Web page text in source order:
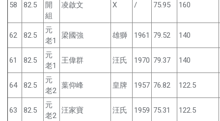
58 82.5
開
組
凌啟文 X / 75.95 160
62 82.5
元
老1
梁國強 雄獅 1961 79.52 140
61 82.5
元
老1
王偉群 汪氏 1970 79.37 140
64 82.5
元
老2
葉仰峰 皇牌 1957 76.82 122.5
63 82.5
元
老2
汪家寶 汪氏 1959 75.31 122.5